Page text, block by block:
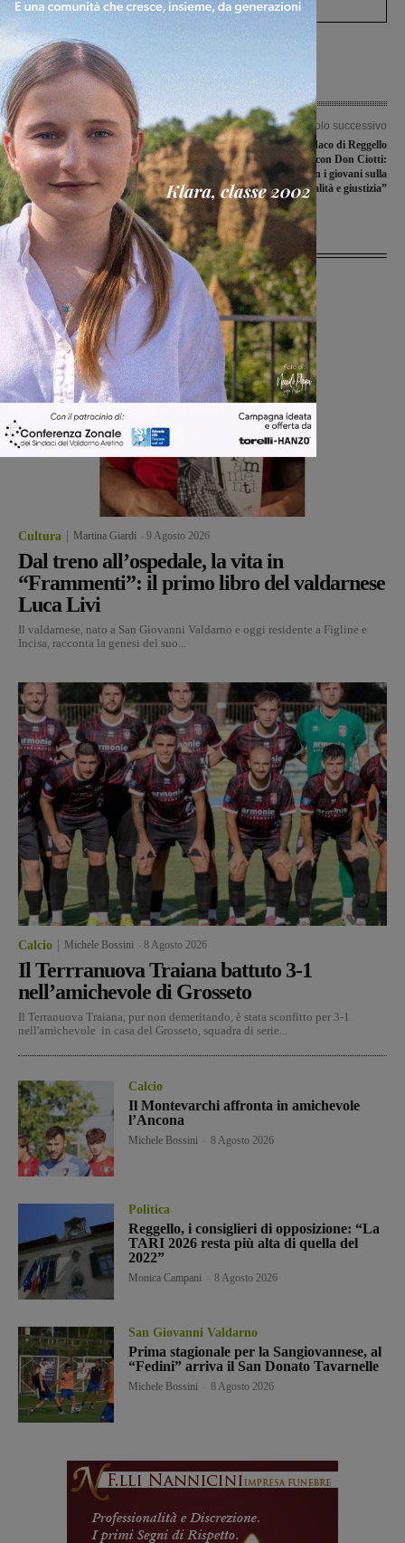
Articolo precedente
Ai Licei Giovanni da San Giovanni
torna l’appuntamento con il “Caffè
Artistico-Letterario”
Articolo successivo
Anche il sindaco di Reggello
all’incontro con Don Ciotti:
“Continuiamo con i giovani sulla
strada di legalità e giustizia”
Ultime Notizie
Cultura Martina Giardi 9 Agosto 2026
Dal treno all’ospedale, la vita in
“Frammenti”: il primo libro del valdarnese
Luca Livi
Il valdarnese, nato a San Giovanni Valdarno e oggi residente a Figline e
Incisa, racconta la genesi del suo...
Calcio Michele Bossini 8 Agosto 2026
Il Terrranuova Traiana battuto 3-1
nell’amichevole di Grosseto
Il Terranuova Traiana, pur non demeritando, è stata sconfitto per 3-1
nell'amichevole in casa del Grosseto, squadra di serie...
Calcio
Il Montevarchi affronta in amichevole
l’Ancona
Michele Bossini 8 Agosto 2026
Politica
Reggello, i consiglieri di opposizione: “La
TARI 2026 resta più alta di quella del
2022”
Monica Campani 8 Agosto 2026
San Giovanni Valdarno
Prima stagionale per la Sangiovannese, al
“Fedini” arriva il San Donato Tavarnelle
Michele Bossini 8 Agosto 2026